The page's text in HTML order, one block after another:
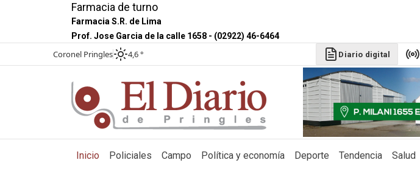
Farmacia de turno
Farmacia S.R. de Lima
Prof. Jose Garcia de la calle 1658 - (02922) 46-6464
Coronel Pringles 4,6 ° Diario digital
Inicio (current)
Policiales Campo Política y economía Deporte Tendencia Salud